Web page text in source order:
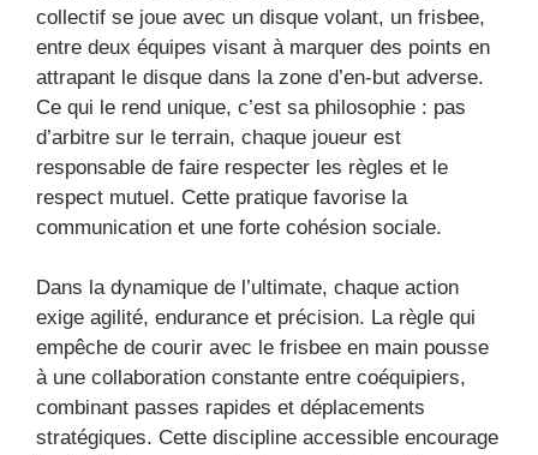
collectif se joue avec un disque volant, un frisbee,
entre deux équipes visant à marquer des points en
attrapant le disque dans la zone d’en-but adverse.
Ce qui le rend unique, c’est sa philosophie : pas
d’arbitre sur le terrain, chaque joueur est
responsable de faire respecter les règles et le
respect mutuel. Cette pratique favorise la
communication et une forte cohésion sociale.
Dans la dynamique de l’ultimate, chaque action
exige agilité, endurance et précision. La règle qui
empêche de courir avec le frisbee en main pousse
à une collaboration constante entre coéquipiers,
combinant passes rapides et déplacements
stratégiques. Cette discipline accessible encourage